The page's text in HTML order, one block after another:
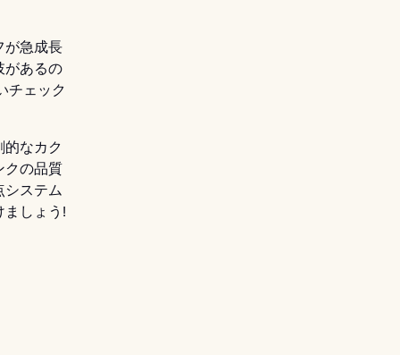
が急成長
があるの
チェック
なカク
クの品質
システム
しょう!